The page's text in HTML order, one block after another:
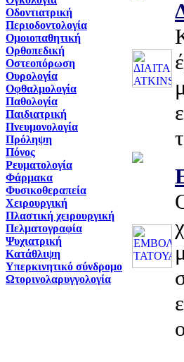
Οδοντιατρική
Περιοδοντολογία
Ομοιοπαθητική
Ορθοπεδική
Οστεοπόρωση
Ουρολογία
Οφθαλμολογία
Παθολογία
Παιδιατρική
Πνευμονολογία
Πρόληψη
Πόνος
Ρευματολογία
Φάρμακα
Φυσικοθεραπεία
Χειρουργική
Πλαστική χειρουργική
Πελματογραφία
Ψυχιατρική
Κατάθλιψη
Υπερκινητικό σύνδρομο
Ωτορινολαρυγγολογία